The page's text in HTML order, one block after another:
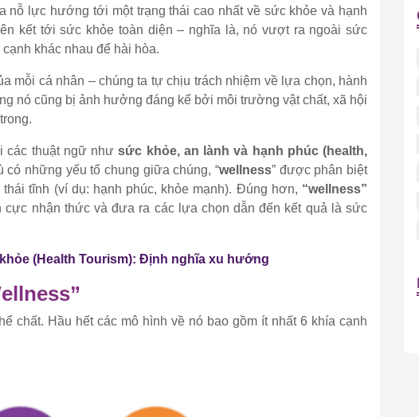
nỗ lực hướng tới một trạng thái cao nhất về sức khỏe và hạnh
kết tới sức khỏe toàn diện – nghĩa là, nó vượt ra ngoài sức
khác nhau để hài hòa.
mỗi cá nhân – chúng ta tự chịu trách nhiệm về lựa chọn, hành
nó cũng bị ảnh hưởng đáng kể bởi môi trường vật chất, xã hội
các thuật ngữ như sức khỏe, an lành và hạnh phúc (health,
có những yếu tố chung giữa chúng, “wellness” được phân biệt
tĩnh (ví dụ: hạnh phúc, khỏe mạnh). Đúng hơn, “wellness”
nhận thức và đưa ra các lựa chọn dẫn đến kết quả là sức
(Health Tourism): Định nghĩa xu hướng
chất. Hầu hết các mô hình về nó bao gồm ít nhất 6 khía cạnh